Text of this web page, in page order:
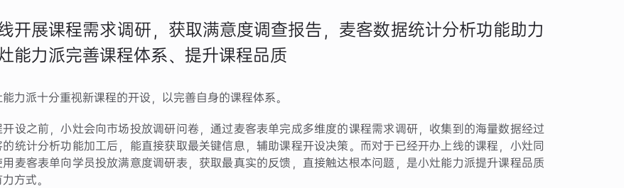
开展课程需求调研，获取满意度调查报告，麦客数据统计分析功能助力
能力派完善课程体系、提升课程品质
力派十分重视新课程的开设，以完善自身的课程体系。
开设之前，小灶会向市场投放调研问卷，通过麦客表单完成多维度的课程需求调研，收集到的海量数据经过
的统计分析功能加工后，能直接获取最关键信息，辅助课程开设决策。而对于已经开办上线的课程，小灶同
用麦客表单向学员投放满意度调研表，获取最真实的反馈，直接触达根本问题，是小灶能力派提升课程品质
方式。